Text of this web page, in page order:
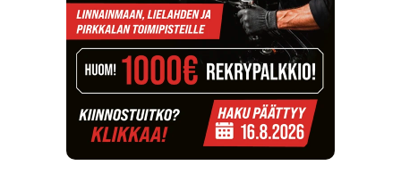
SUN Keskipäivä
SUN Kesä
Suositus
SUN Kesästoppi
Suositus
SUN Suosikit TOP 20